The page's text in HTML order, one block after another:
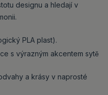
designu a hledají v
PLA plast).
s výrazným akcentem sytě
a krásy v naprosté